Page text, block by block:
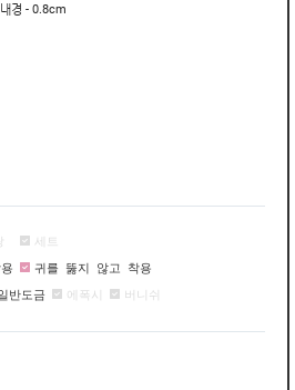
경 - 0.8cm
세트
귀를 뚫지 않고 착용
반도금 에폭시 버니쉬